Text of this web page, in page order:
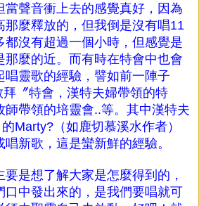
當聲音衝上去的感覺真好，因為
那麼釋放的，但我倒是沒有唱11
都沒有超過一個小時，但感覺是
那麼的近。而有時在特會中也會
唱靈歌的經驗，譬如前一陣子
〞特會，漢特夫婦帶領的特
師帶領的培靈會..等。其中漢特夫
Marty?（如鹿切慕溪水作者）
新歌，這是蠻新鮮的經驗。
是想了解大家是怎麼得到的，
口中發出來的，是我們要唱就可